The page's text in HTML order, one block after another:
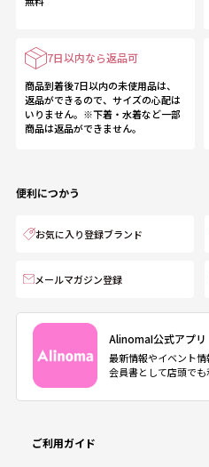
7日以内なら返品可
商品到着後7日以内の未使用品は、
返品ができるので、サイズの心配は
いりません。※下着・水着など一部
商品は返品ができません。
便利につかう
お気に入り登録ブランド
メールマガジン登録
AlinomaI公式アプリ
最新情報やイベント
会員書として店頭で
ご利用ガイド